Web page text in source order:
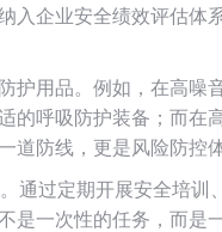
入企业安全绩效评估体
护用品。例如，在高噪
的呼吸防护装备；而在
防线，更是风险防控
通过定期开展安全培训
一次性的任务，而是